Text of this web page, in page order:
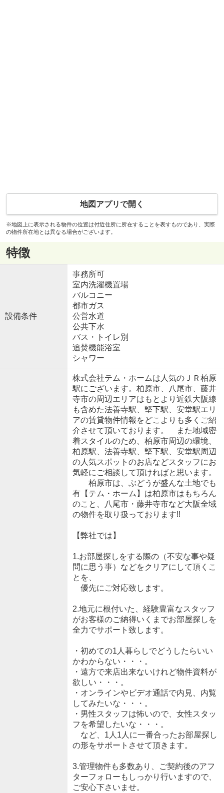
地図アプリで開く
※地図上に表示される物件の位置は付近住所に所在することを表すものであり、実際
の物件所在地とは異なる場合がございます。
特徴
設備条件
事務所可
室内洗濯機置場
バルコニー
都市ガス
公営水道
公共下水
バス・トイレ別
追焚機能浴室
シャワー
株式会社テム・ホームは人気のＪＲ柏原
駅にございます。柏原市、八尾市、藤井
寺市の周辺エリアはもとより近鉄大阪線
も含めた法善寺駅、堅下駅、安堂駅エリ
アの賃貸物件情報をどこよりも多くご紹
介させて頂いております。 また地域密
着スタイルのため、柏原市周辺の環境、
柏原駅、法善寺駅、堅下駅、安堂駅周辺
の人気スポットのお店などスタッフにお
気軽にご相談して頂ければと思います。
柏原市は、ぶどうが盛んな土地でも
有【テム・ホーム】は柏原市はもちろん
のこと、八尾市・藤井寺市など大阪全域
の物件を取り扱っております!!
【弊社では】
1.お部屋探しをする際の（不安な事や疑
問に思う事）などをクリアにして頂くこ
とを、
優先にご対応致します。
2.地元に根付いた、経験豊富なスタッフ
がお客様のご納得いくまでお部屋探しを
全力でサポート致します。
・初めての1人暮らしでどうしたらいい
かわからない・・・。
・遠方で来店出来ないけれど物件資料が
欲しい・・・。
・オンラインやビデオ通話で内見、内覧
してみたいな・・・。
・男性スタッフは怖いので、女性スタッ
フを希望したいな・・・。
など、1人1人に一番合ったお部屋探し
の形をサポートさせて頂きます。
3.管理物件も多数あり、ご契約後のアフ
ターフォローもしっかり行いますので、
ご安心下さいませ。